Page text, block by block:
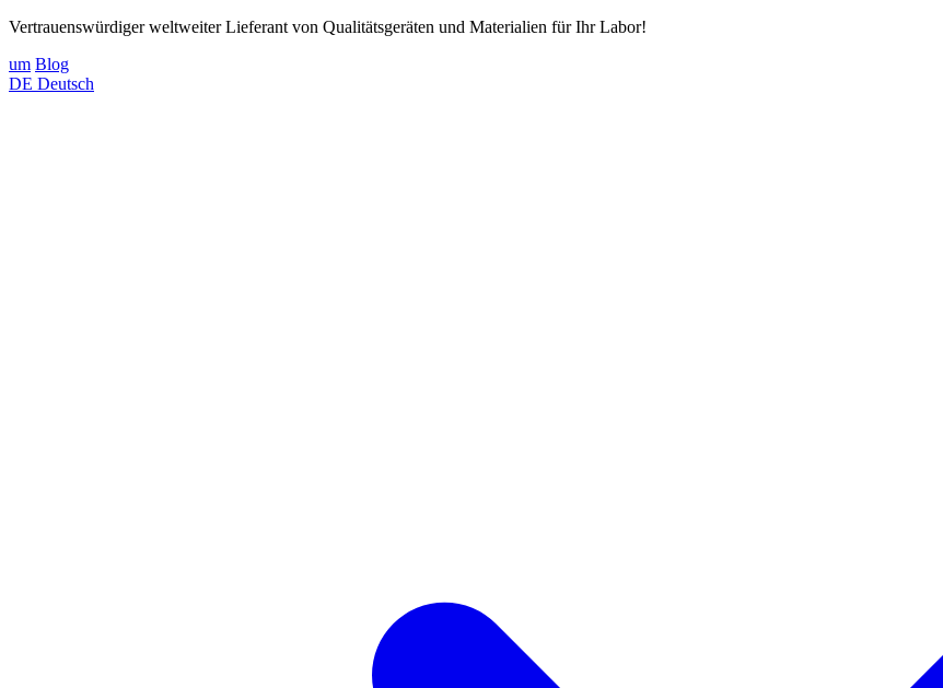
Vertrauenswürdiger weltweiter Lieferant von Qualitätsgeräten und Materialien für Ihr Labor!
um Blog
DE Deutsch